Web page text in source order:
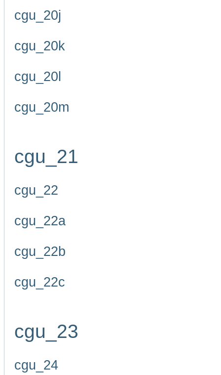
cgu_20j
cgu_20k
cgu_20l
cgu_20m
cgu_21
cgu_22
cgu_22a
cgu_22b
cgu_22c
cgu_23
cgu_24